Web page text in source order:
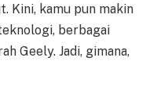
Kini, kamu pun makin
berbagai
Geely. Jadi, gimana,